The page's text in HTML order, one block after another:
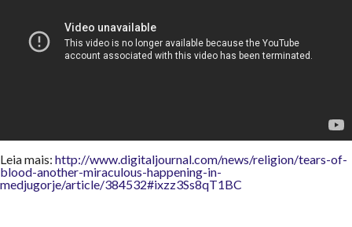
Leia mais: http://www.digitaljournal.com/news/religion/tears-of-
blood-another-miraculous-happening-in-
medjugorje/article/384532#ixzz3Ss8qT1BC